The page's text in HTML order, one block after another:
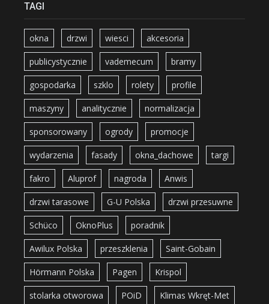
TAGI
okna drzwi wiesci akcesoria
publicystycznie vademecum bramy
gospodarka szklo rolety profile
maszyny analitycznie normalizacja
sponsorowany ogrody promocje
wydarzenia fasady okna_dachowe targi
fakro Aluprof nagroda Anwis
drzwi tarasowe G-U Polska drzwi przesuwne
Schüco OknoPlus poradnik
Awilux Polska przeszklenia Saint-Gobain
Hörmann Polska Pagen Krispol
stolarka otworowa POiD Klimas Wkręt-Met